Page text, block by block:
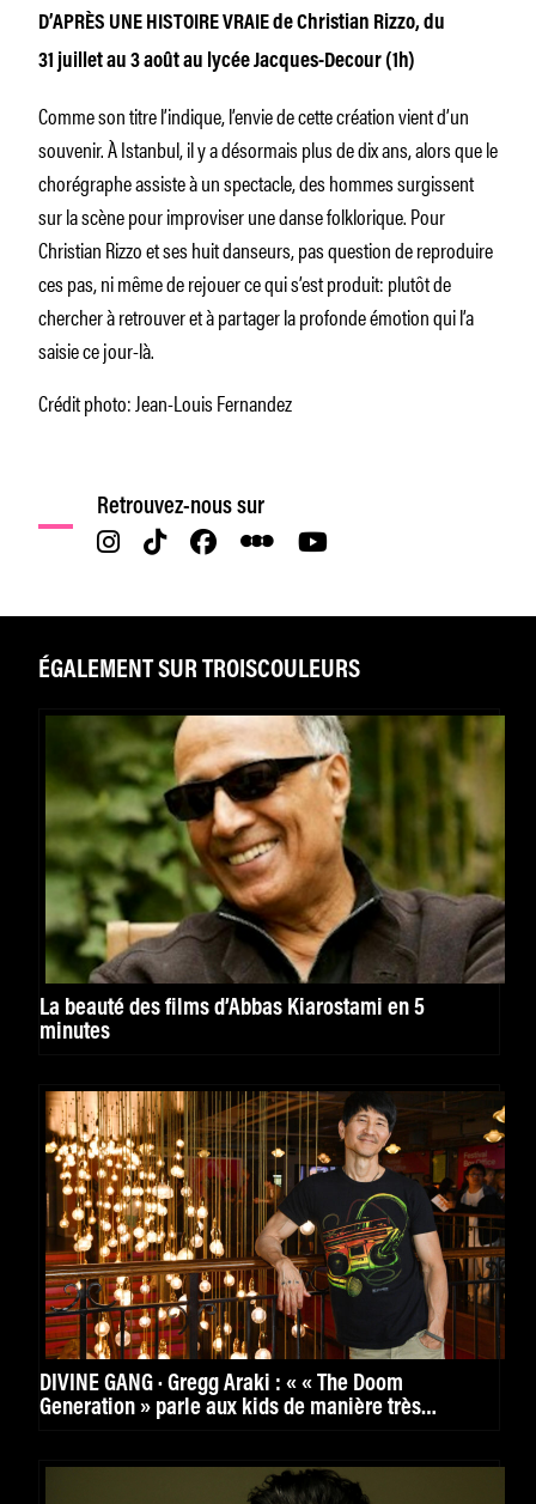
D’APRÈS UNE HISTOIRE VRAIE de Christian Rizzo, du
31 juillet au 3 août au lycée Jacques-Decour (1h)
Comme son titre l’indique, l’envie de cette création vient d’un
souvenir. À Istanbul, il y a désormais plus de dix ans, alors que le
chorégraphe assiste à un spectacle, des hommes surgissent
sur la scène pour improviser une danse folklorique. Pour
Christian Rizzo et ses huit danseurs, pas question de reproduire
ces pas, ni même de rejouer ce qui s’est produit: plutôt de
chercher à retrouver et à partager la profonde émotion qui l’a
saisie ce jour-là.
Crédit photo: Jean-Louis Fernandez
Retrouvez-nous sur
ÉGALEMENT SUR TROISCOULEURS
La beauté des films d’Abbas Kiarostami en 5
minutes
DIVINE GANG · Gregg Araki : « « The Doom
Generation » parle aux kids de manière très